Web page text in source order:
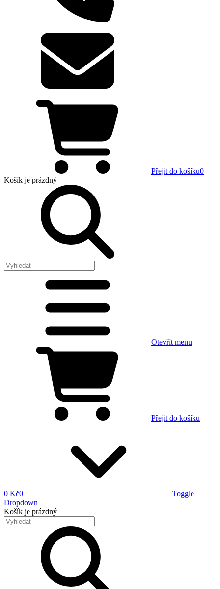
Přejít do košíku0
Košík je prázdný
Otevřít menu
Přejít do košíku
0 Kč0
Toggle
Dropdown
Košík je prázdný